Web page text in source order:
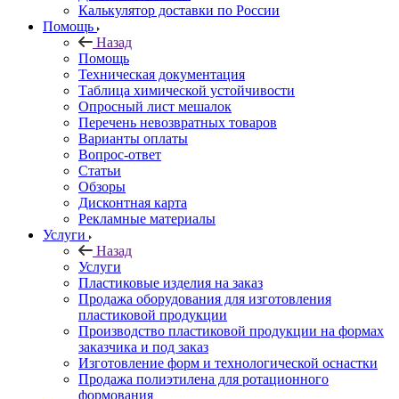
Калькулятор доставки по России
Помощь
Назад
Помощь
Техническая документация
Таблица химической устойчивости
Опросный лист мешалок
Перечень невозвратных товаров
Варианты оплаты
Вопрос-ответ
Статьи
Обзоры
Дисконтная карта
Рекламные материалы
Услуги
Назад
Услуги
Пластиковые изделия на заказ
Продажа оборудования для изготовления
пластиковой продукции
Производство пластиковой продукции на формах
заказчика и под заказ
Изготовление форм и технологической оснастки
Продажа полиэтилена для ротационного
формования